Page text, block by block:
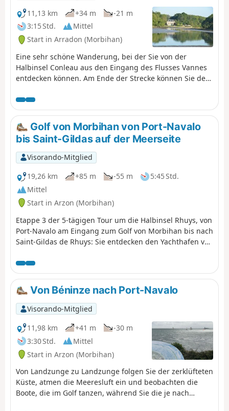
11,13 km
+34 m
-21 m
3:15 Std.
Mittel
Start in Arradon (Morbihan)
Eine sehr schöne Wanderung, bei der Sie von der
Halbinsel Conleau aus den Eingang des Flusses Vannes
entdecken können. Am Ende der Strecke können Sie den
Golf von Morbihan von Port-Navalo
bis Saint-Gildas auf der Meerseite
Visorando-Mitglied
19,26 km
+85 m -55 m
5:45 Std.
Mittel
Start in Arzon (Morbihan)
Etappe 3 der 5-tägigen Tour um die Halbinsel Rhuys, von
Port-Navalo am Eingang zum Golf von Morbihan bis nach
Saint-Gildas de Rhuys: Sie entdecken den Yachthafen von
und schließlich die Vielfalt der Megalithstätten. Bei
einem kleinen Abstecher ins Landesinnere können Sie
zudem die Teiche und Sumpfgebiete entdecken, die
früher Salzwiesen waren und sich durch eine besonders
reiche Artenvielfalt auszeichnen.
Von Béninze nach Port-Navalo
Visorando-Mitglied
11,98 km
+41 m
-30 m
3:30 Std.
Mittel
Start in Arzon (Morbihan)
Von Landzunge zu Landzunge folgen Sie der zerklüfteten
Küste, atmen die Meeresluft ein und beobachten die
Boote, die im Golf tanzen, während Sie die je nach